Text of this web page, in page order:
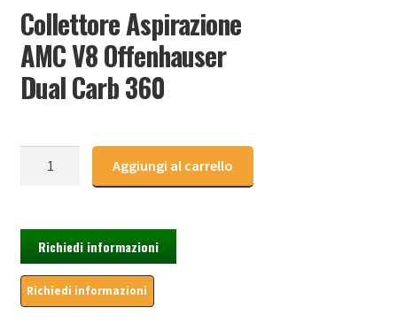
Collettore Aspirazione
AMC V8 Offenhauser
Dual Carb 360
Collettore
Aspirazione
Offenhauser
Dual
Carb
360
Aggiungi al carrello
Richiedi informazioni